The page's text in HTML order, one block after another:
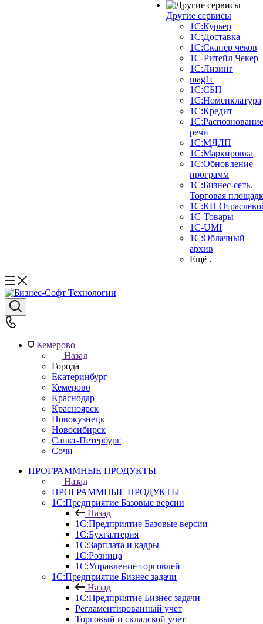
Другие сервисы
1С:Курьер
1С:Доставка
1С:Сканер чеков
1С-Ритейл Чекер
1С:Лизинг
mag1c
1С:СБП
1С:Номенклатура
1C:Кредит
1С:Распознование
речи
1С:МДЛП
1С:Маркировка
1С:Обновление
программ
1С:Бизнес-сеть.
Торговая
1С:КП
1С-Товары
1С-UMI
1С:Облачный
архив
Ещё
Кемерово
Назад
Города
Екатеринбург
Кемерово
Краснодар
Красноярск
Новокузнецк
Новосибирск
Санкт-Петербург
Сочи
ПРОГРАММНЫЕ ПРОДУКТЫ
Назад
ПРОГРАММНЫЕ ПРОДУКТЫ
1С:Предприятие Базовые версии
Назад
1С:Предприятие Базовые версии
1С:Бухгалтерия
1С:Зарплата и кадры
1С:Розница
1С:Управление торговлей
1С:Предприятие Бизнес задачи
Назад
1С:Предприятие Бизнес задачи
Регламентированный учет
Торговый и складской учет